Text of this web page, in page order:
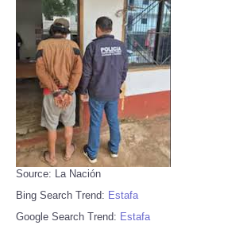
Source: La Nación
Bing Search Trend: Estafa
Google Search Trend: Estafa